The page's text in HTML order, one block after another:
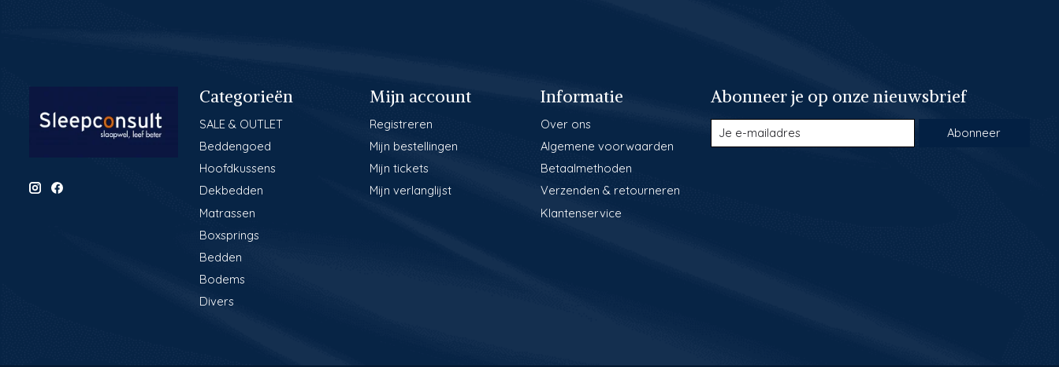
Categorieën
SALE & OUTLET
Beddengoed
Hoofdkussens
Dekbedden
Matrassen
Boxsprings
Bedden
Bodems
Divers
Mijn account
Registreren
Mijn bestellingen
Mijn tickets
Mijn verlanglijst
Informatie
Over ons
Algemene voorwaarden
Betaalmethoden
Verzenden & retourneren
Klantenservice
Abonneer je op onze nieuwsbrief
Abonneer